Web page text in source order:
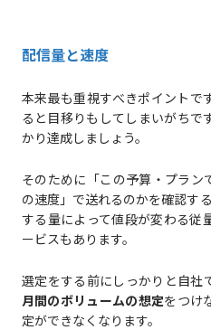
配信量と速度
本来最も重視すべきポイントで
ると目移りもしてしまいがちで
かり達成しましょう。
そのために「この予算・プラン
の速度」で送れるのかを確認す
する量によって値段が変わる従
ービスもあります。
選定をする前にしっかりと自社
月間のボリュームの想定をつけ
定ができなくなります。